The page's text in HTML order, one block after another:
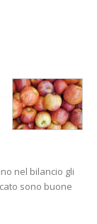
nel bilancio gli
sono buone